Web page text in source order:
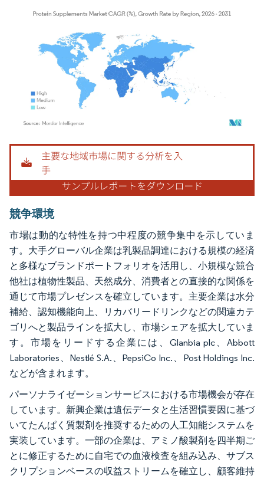
画像 © Mordor Intelligence。再利用にはCC BY 4.0の表示が必要です。
競争環境
市場は動的な特性を持つ中程度の競争集中を示していま
す。大手グローバル企業は乳製品調達における規模の経済
と多様なブランドポートフォリオを活用し、小規模な競合
他社は植物性製品、天然成分、消費者との直接的な関係を
通じて市場プレゼンスを確立しています。主要企業は水分
補給、認知機能向上、リカバリードリンクなどの関連カテ
ゴリへと製品ラインを拡大し、市場シェアを拡大していま
す。市場をリードする企業には、Glanbia plc、Abbott
Laboratories、Nestlé S.A.、PepsiCo Inc.、Post Holdings Inc.
などが含まれます。
パーソナライゼーションサービスにおける市場機会が存在
しています。新興企業は遺伝データと生活習慣要因に基づ
いてたんぱく質製剤を推奨するための人工知能システムを
実装しています。一部の企業は、アミノ酸製剤を四半期ご
とに修正するために自宅での血液検査を組み込み、サブス
クリプションベースの収益ストリームを確立し、顧客維持